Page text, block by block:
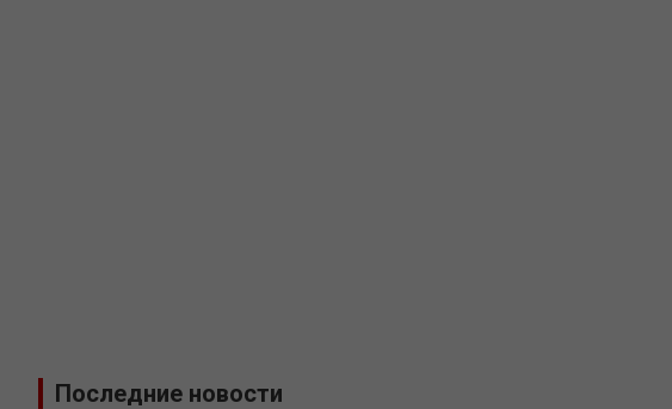
Последние новости